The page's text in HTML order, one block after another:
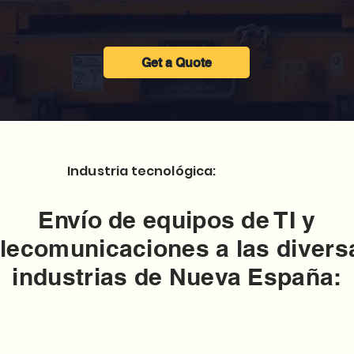
Get a Quote
Industria tecnológica:
Envío de equipos de TI y
a las
industrias de Nueva España: